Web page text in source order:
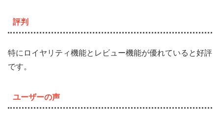
評判
特にロイヤリティ機能とレビュー機能が優れていると好評
です。
ユーザーの声